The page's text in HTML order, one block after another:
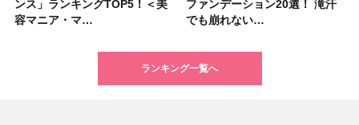
ンス」ランキングTOP5！＜美
容マニア・マ…
ファンデーション20選！ 滝汗
でも崩れない…
リニークのホリデーコフレを一
挙紹介！ 人気…
高峰ラインから新作エイジング
ケアクリーム「A…
ファンデーション20選！ 滝汗
でも崩れない…
塗り方】ブラシ？パフ？ 肌質
別メイクHOW …
ンキングTOP5！＜美容マニア
集団・マキア…
BAUM（バウム）が誘う静寂の
香りの世界へ。…
サプリ」ランキングTOP5！＜
美容マニア集…
選】食べすぎた日をサポート！
選び方＆糖質・脂…
くせ毛におすすめのシャンプー
17選
ブ」13種類を徹底解説！ 定番
＆人気の髪型…
中国割烹旅館 掬水亭の宿泊券
を1組2名様にプ…
素材の最強タッグで実現！ 着
るだけで保湿でき…
ウブラウンアイズ限定色追加！
イエベ・ブルベ別…
ションを全品スウォッチ&イエ
ベブルベ分け！
ランキング一覧へ